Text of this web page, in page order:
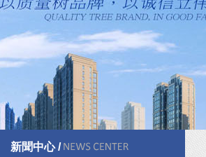
新聞中心 /